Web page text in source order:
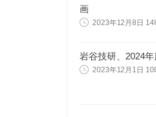
画
2023年12月8日 14
岩谷技研、2024
2023年12月1日 10